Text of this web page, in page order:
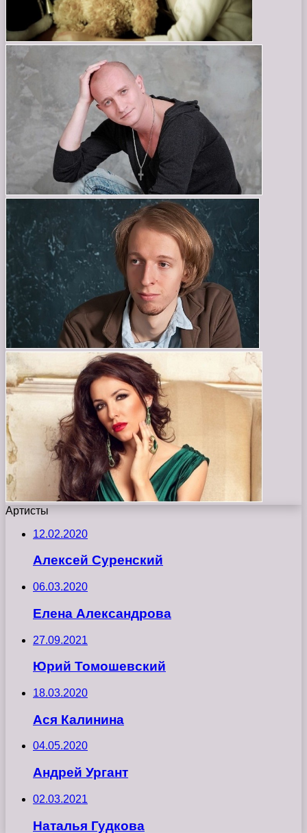
Артисты
12.02.2020
Алексей Суренский
06.03.2020
Елена Александрова
27.09.2021
Юрий Томошевский
18.03.2020
Ася Калинина
04.05.2020
Андрей Ургант
02.03.2021
Наталья Гудкова